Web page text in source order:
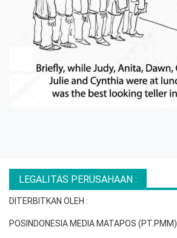
LEGALITAS PERUSAHAAN :
DITERBITKAN OLEH :
POSINDONESIA MEDIA MATAPOS (PT.PMM)